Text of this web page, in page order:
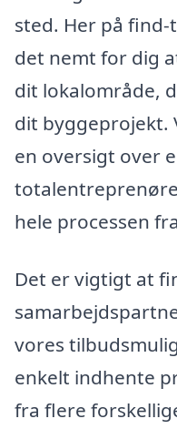
sted. Her på
det nemt for dig
dit lokalområde,
dit byggeprojekt.
en oversigt over
hele processen
Det er vigtigt at
vores
enkelt indhente
fra flere